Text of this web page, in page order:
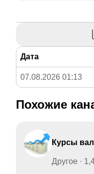
Дата
07.08.2026 01:13
Похожие
Курсы
Другое ·